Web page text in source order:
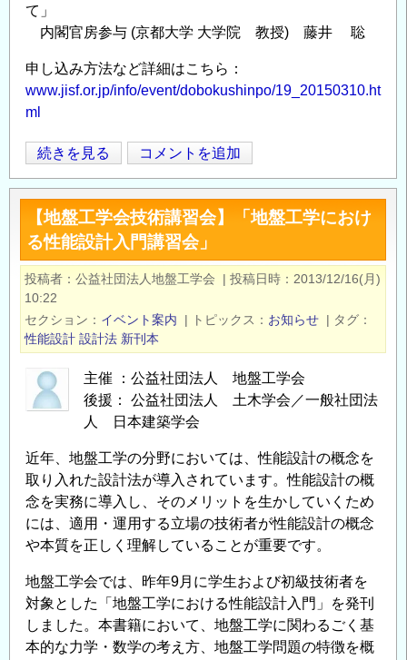
て」
内閣官房参与 (京都大学 大学院 教授) 藤井 聡
申し込み方法など詳細はこちら：
www.jisf.or.jp/info/event/dobokushinpo/19_20150310.ht
ml
第
19
回
土
木
鋼
構
造
研
究
シ
ジ
ウ
ム
の
続きを見る コメントを追加
【地盤工学会技術講習会】「地盤工学におけ
る性能設計入門講習会」
投稿者 公益社団法人地盤工学会 | 投稿日時
2013/12/16(月)
10:22
セクション
イベント案内 | トピックス お知らせ | タグ
性能設計 設計法 新刊本
主催 ：公益社団法人 地盤工学会
後援： 公益社団法人 土木学会／一般社団法
人 日本建築学会
近年、地盤工学の分野においては、性能設計の概念を
取り入れた設計法が導入されています。性能設計の概
念を実務に導入し、そのメリットを生かしていくため
には、適用・運用する立場の技術者が性能設計の概念
や本質を正しく理解していることが重要です。
地盤工学会では、昨年9月に学生および初級技術者を
対象とした「地盤工学における性能設計入門」を発刊
しました。本書籍において、地盤工学に関わるごく基
本的な力学・数学の考え方、地盤工学問題の特徴を概